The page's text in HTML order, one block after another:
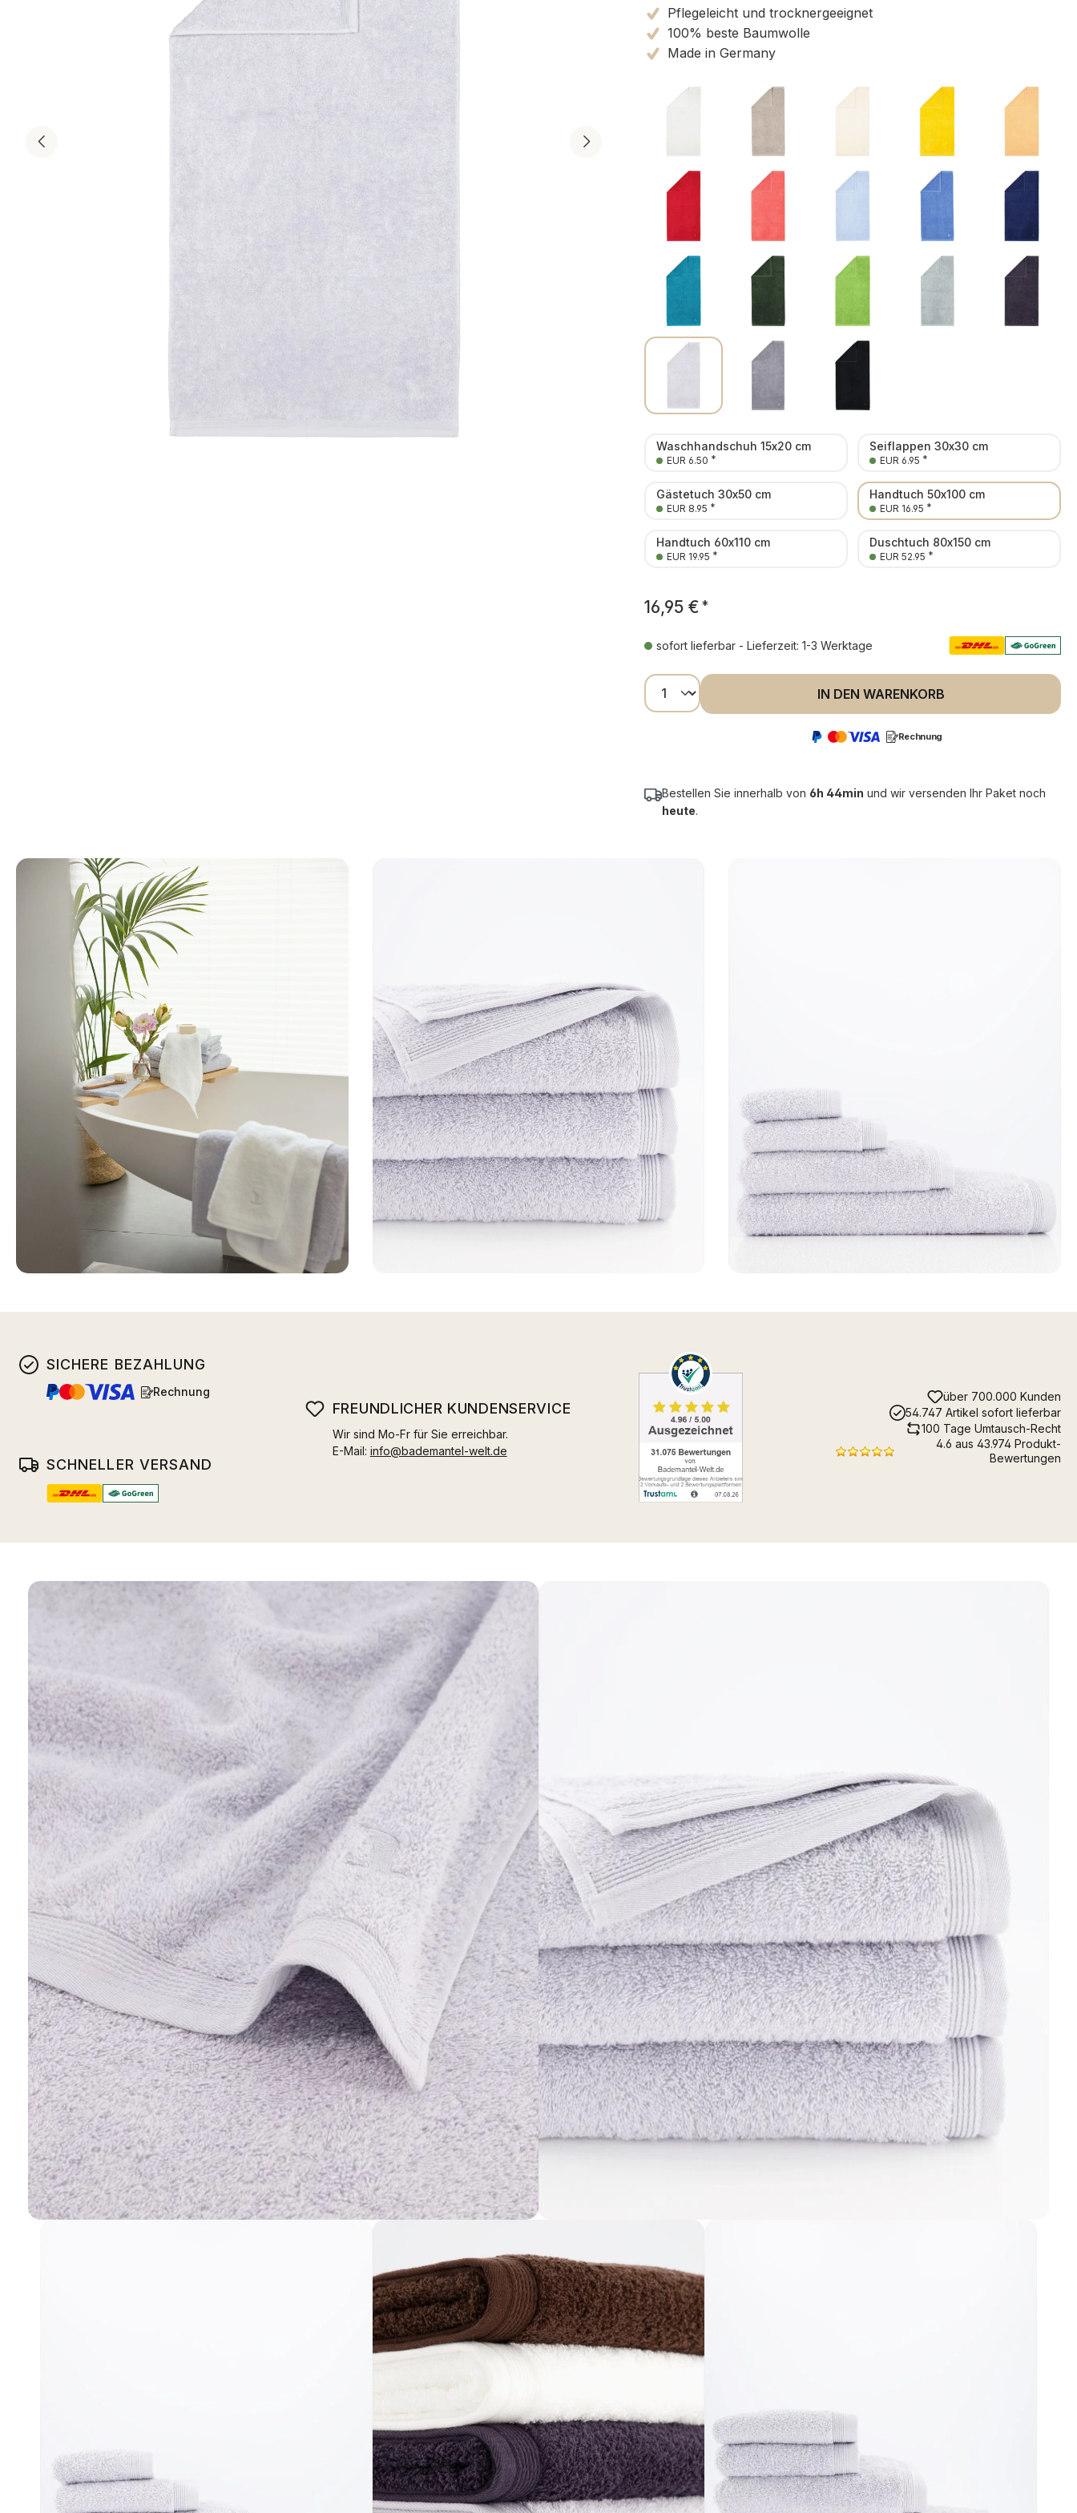
Pflegeleicht und trocknergeeignet
100% beste Baumwolle
Made in Germany
Waschhandschuh 15x20 cm
EUR 6.50 *
Seiflappen 30x30 cm
EUR 6.95 *
Gästetuch 30x50 cm
EUR 8.95 *
Handtuch 50x100 cm
EUR 16.95 *
Handtuch 60x110 cm
EUR 19.95 *
Duschtuch 80x150 cm
EUR 52.95 *
16,95 € *
sofort lieferbar - Lieferzeit: 1-3 Werktage
Produkt Anzahl: Gib den gewünschten Wert
IN DEN WARENKORB
Rechnung
Bestellen Sie innerhalb von 6h 44min und wir versenden Ihr Paket noch
heute.
SICHERE BEZAHLUNG
Rechnung
SCHNELLER VERSAND
FREUNDLICHER KUNDENSERVICE
Wir sind Mo-Fr für Sie erreichbar.
E-Mail: info@bademantel-welt.de
über 700.000 Kunden
54.747 Artikel sofort lieferbar
100 Tage Umtausch-Recht
4.6 aus 43.974 Produkt-
Bewertungen